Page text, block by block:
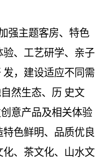
强主题客房、特色
验、工艺研学、亲子
发，建设适应不同需
然生态、历 史文
意产品及相关体验
色鲜明、品质优良
化、茶文化、山水文